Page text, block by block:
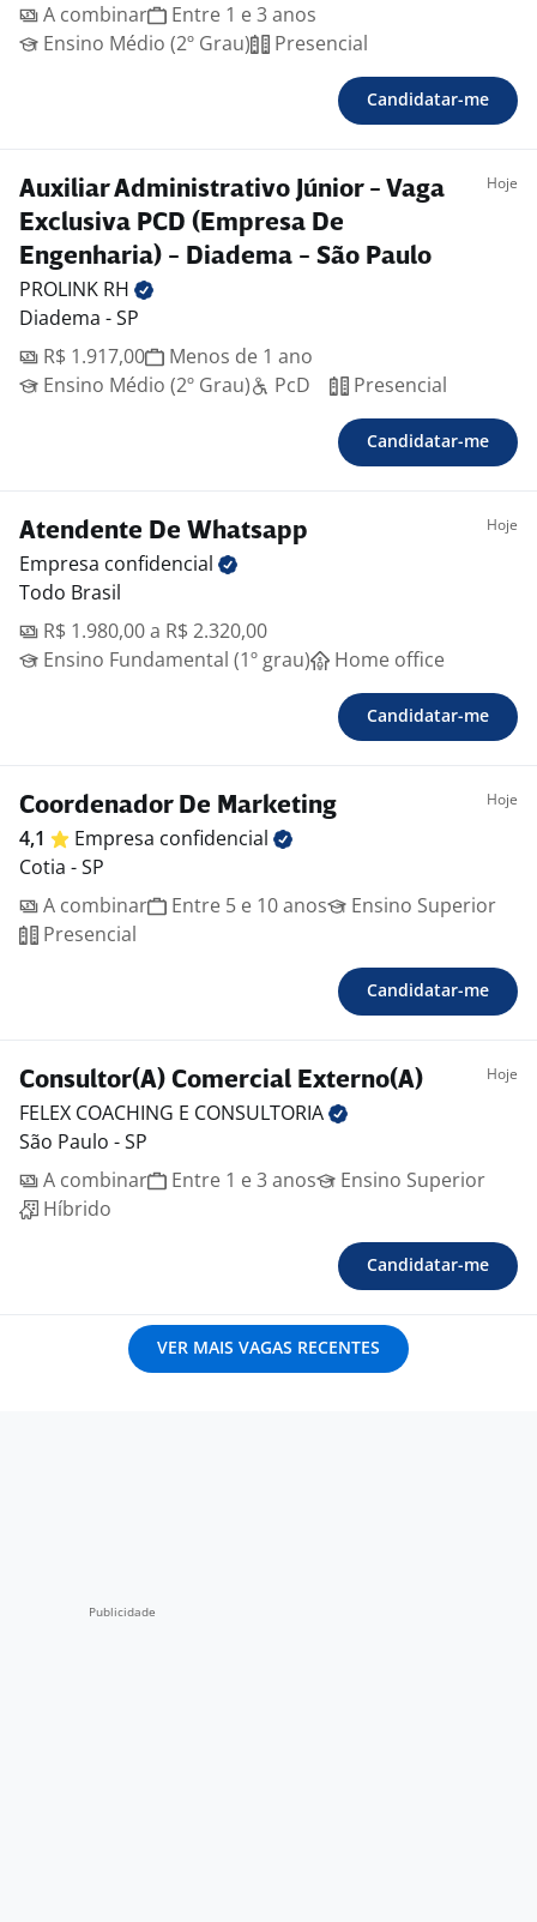
A combinar
Entre 1 e 3 anos
Ensino Médio (2º Grau)
Presencial
Candidatar-me
Auxiliar Administrativo Júnior - Vaga
Exclusiva PCD (Empresa De
Engenharia) - Diadema - São Paulo
Hoje
PROLINK RH
Diadema - SP
R$ 1.917,00
Menos de 1 ano
Ensino Médio (2º Grau)
PcD Presencial
Candidatar-me
Atendente De Whatsapp Hoje
Empresa confidencial
Todo Brasil
R$ 1.980,00 a R$ 2.320,00
Ensino Fundamental (1º grau)
Home office
Candidatar-me
Coordenador De Marketing Hoje
4,1 Empresa confidencial
Cotia - SP
A combinar
Entre 5 e 10 anos
Ensino Superior
Presencial
Candidatar-me
Consultor(A) Comercial Externo(A) Hoje
FELEX COACHING E CONSULTORIA
São Paulo - SP
A combinar
Entre 1 e 3 anos
Ensino Superior
Híbrido
Candidatar-me
VER MAIS VAGAS RECENTES